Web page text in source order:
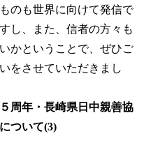
のも世界に向けて発信で
し、また、信者の方々も
かということで、ぜひご
をさせていただきまし
周年・長崎県日中親善協
ついて(3)